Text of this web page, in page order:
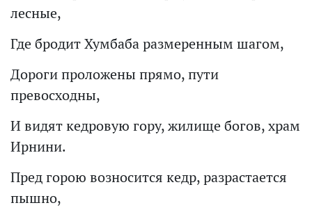
лесные,
Где бродит Хумбаба размеренным шагом,
Дороги проложены прямо, пути
превосходны,
И видят кедровую гору, жилище богов, храм
Ирнини.
Пред горою возносится кедр, разрастается
пышно,